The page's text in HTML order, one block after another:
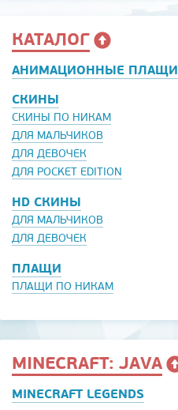
КАТАЛОГ
АНИМАЦИОННЫЕ ПЛАЩИ
СКИНЫ
СКИНЫ ПО НИКАМ
ДЛЯ МАЛЬЧИКОВ
ДЛЯ ДЕВОЧЕК
ДЛЯ POCKET EDITION
HD СКИНЫ
ДЛЯ МАЛЬЧИКОВ
ДЛЯ ДЕВОЧЕК
ПЛАЩИ
ПЛАЩИ ПО НИКАМ
MINECRAFT: JAVA
MINECRAFT LEGENDS